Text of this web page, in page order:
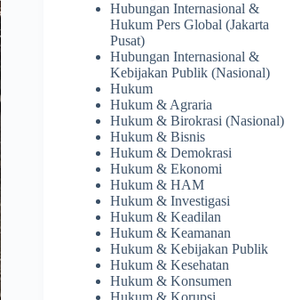
Hubungan Internasional &
Hukum Pers Global (Jakarta
Pusat)
Hubungan Internasional &
Kebijakan Publik (Nasional)
Hukum
Hukum & Agraria
Hukum & Birokrasi (Nasional)
Hukum & Bisnis
Hukum & Demokrasi
Hukum & Ekonomi
Hukum & HAM
Hukum & Investigasi
Hukum & Keadilan
Hukum & Keamanan
Hukum & Kebijakan Publik
Hukum & Kesehatan
Hukum & Konsumen